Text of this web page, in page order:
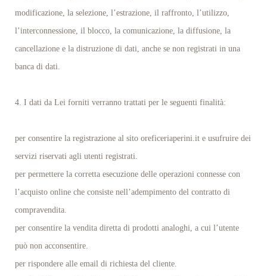
modificazione, la selezione, l’estrazione, il raffronto, l’utilizzo,
l’interconnessione, il blocco, la comunicazione, la diffusione, la
cancellazione e la distruzione di dati, anche se non registrati in una
banca di dati.
4. I dati da Lei forniti verranno trattati per le seguenti finalità:
per consentire la registrazione al sito oreficeriaperini.it e usufruire dei
servizi riservati agli utenti registrati.
per permettere la corretta esecuzione delle operazioni connesse con
l’acquisto online che consiste nell’adempimento del contratto di
compravendita.
per consentire la vendita diretta di prodotti analoghi, a cui l’utente
può non acconsentire.
per rispondere alle email di richiesta del cliente.